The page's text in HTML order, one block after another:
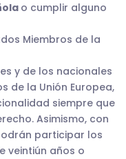
o cumplir alguno
Miembros de la
y de los nacionales
de la Unión Europea,
siempre que
Asimismo, con
participar los
veintiún años o